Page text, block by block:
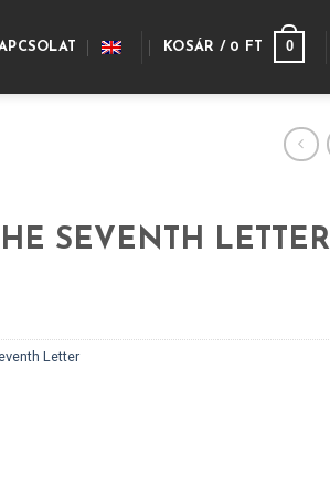
KOSÁR / 0 FT 0
SEVENTH LETTER
Letter